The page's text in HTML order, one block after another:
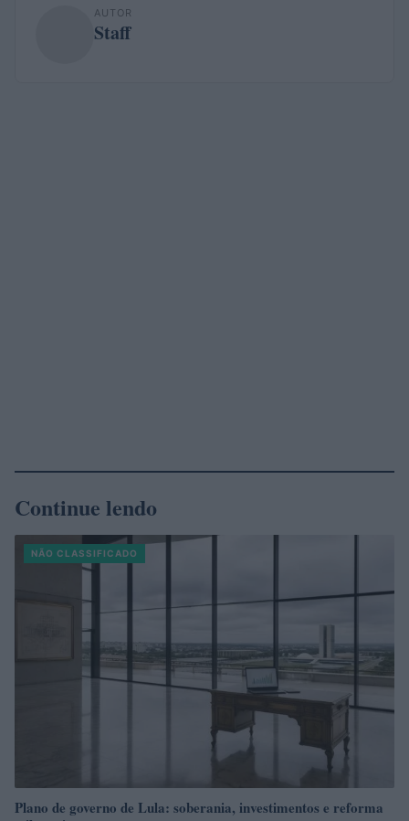
AUTOR
Staff
Continue lendo
NÃO CLASSIFICADO
Plano de governo de Lula: soberania, investimentos e reforma